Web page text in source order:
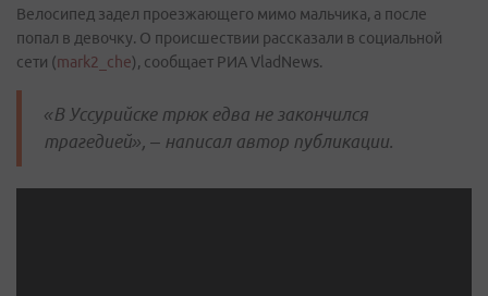
Велосипед задел проезжающего мимо мальчика, а после
попал в девочку. О происшествии рассказали в социальной
сети (mark2_che), сообщает РИА VladNews.
«В Уссурийске трюк едва не закончился
трагедией», – написал автор публикации.